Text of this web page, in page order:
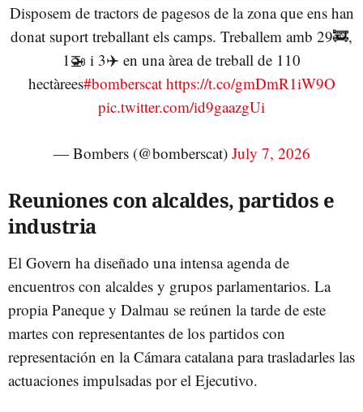
Disposem de tractors de pagesos de la zona que ens han
donat suport treballant els camps. Treballem amb 29🚒,
1🚁 i 3✈️ en una àrea de treball de 110
hectàrees#bomberscat https://t.co/gmDmR1iW9O
pic.twitter.com/id9gaazgUi
— Bombers (@bomberscat) July 7, 2026
Reuniones con alcaldes, partidos e
industria
El Govern ha diseñado una intensa agenda de
encuentros con alcaldes y grupos parlamentarios. La
propia Paneque y Dalmau se reúnen la tarde de este
martes con representantes de los partidos con
representación en la Cámara catalana para trasladarles las
actuaciones impulsadas por el Ejecutivo.